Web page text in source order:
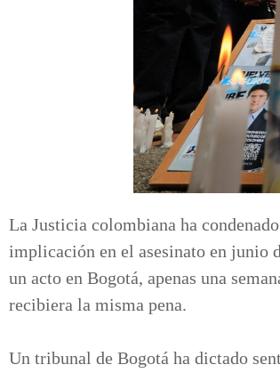
La Justicia colombiana ha
implicación en el asesinato en junio
un acto en Bogotá, apenas una
recibiera la misma pena.
Un tribunal de Bogotá ha dictado